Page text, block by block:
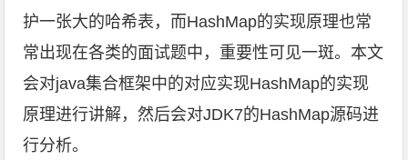
护一张大的哈希表，而HashMap的实现原理也常
常出现在各类的面试题中，重要性可见一斑。本文
会对java集合框架中的对应实现HashMap的实现
原理进行讲解，然后会对JDK7的HashMap源码进
行分析。